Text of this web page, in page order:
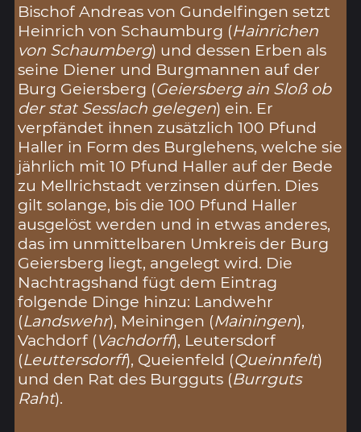
Bischof Andreas von Gundelfingen setzt
Heinrich von Schaumburg (Hainrichen
von Schaumberg) und dessen Erben als
seine Diener und Burgmannen auf der
Burg Geiersberg (Geiersberg ain Sloß ob
der stat Sesslach gelegen) ein. Er
verpfändet ihnen zusätzlich 100 Pfund
Haller in Form des Burglehens, welche sie
jährlich mit 10 Pfund Haller auf der Bede
zu Mellrichstadt verzinsen dürfen. Dies
gilt solange, bis die 100 Pfund Haller
ausgelöst werden und in etwas anderes,
das im unmittelbaren Umkreis der Burg
Geiersberg liegt, angelegt wird. Die
Nachtragshand fügt dem Eintrag
folgende Dinge hinzu: Landwehr
(Landswehr), Meiningen (Mainingen),
Vachdorf (Vachdorff), Leutersdorf
(Leuttersdorff), Queienfeld (Queinnfelt)
und den Rat des Burgguts (Burrguts
Raht).